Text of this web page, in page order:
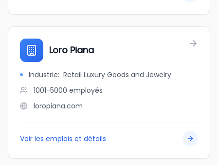
Loro Piana
Industrie: Retail Luxury Goods and Jewelry
1001-5000 employés
loropiana.com
Voir les emplois et détails